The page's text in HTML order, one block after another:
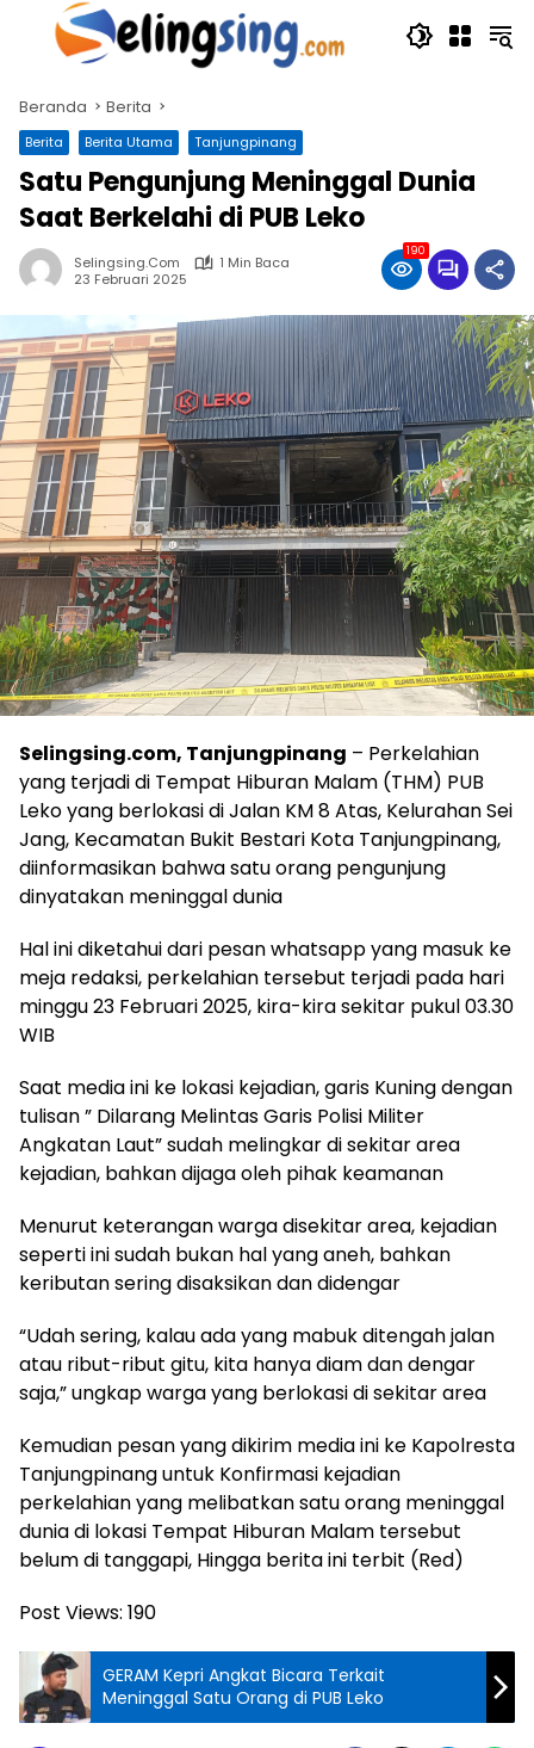
Langsung
Beranda Berita
Berita Berita Utama Tanjungpinang
Satu Pengunjung Meninggal Dunia
Saat Berkelahi di PUB Leko
Selingsing.com
1 Min Baca
23 Februari 2025
190
Selingsing.com, Tanjungpinang – Perkelahian
yang terjadi di Tempat Hiburan Malam (THM) PUB
Leko yang berlokasi di Jalan KM 8 Atas, Kelurahan Sei
Jang, Kecamatan Bukit Bestari Kota Tanjungpinang,
diinformasikan bahwa satu orang pengunjung
dinyatakan meninggal dunia
Hal ini diketahui dari pesan whatsapp yang masuk ke
meja redaksi, perkelahian tersebut terjadi pada hari
minggu 23 Februari 2025, kira-kira sekitar pukul 03.30
WIB
Saat media ini ke lokasi kejadian, garis Kuning dengan
tulisan ” Dilarang Melintas Garis Polisi Militer
Angkatan Laut” sudah melingkar di sekitar area
kejadian, bahkan dijaga oleh pihak keamanan
Menurut keterangan warga disekitar area, kejadian
seperti ini sudah bukan hal yang aneh, bahkan
keributan sering disaksikan dan didengar
“Udah sering, kalau ada yang mabuk ditengah jalan
atau ribut-ribut gitu, kita hanya diam dan dengar
saja,” ungkap warga yang berlokasi di sekitar area
Kemudian pesan yang dikirim media ini ke Kapolresta
Tanjungpinang untuk Konfirmasi kejadian
perkelahian yang melibatkan satu orang meninggal
dunia di lokasi Tempat Hiburan Malam tersebut
belum di tanggapi, Hingga berita ini terbit (Red)
Post Views: 190
GERAM Kepri Angkat Bicara Terkait
Meninggal Satu Orang di PUB Leko